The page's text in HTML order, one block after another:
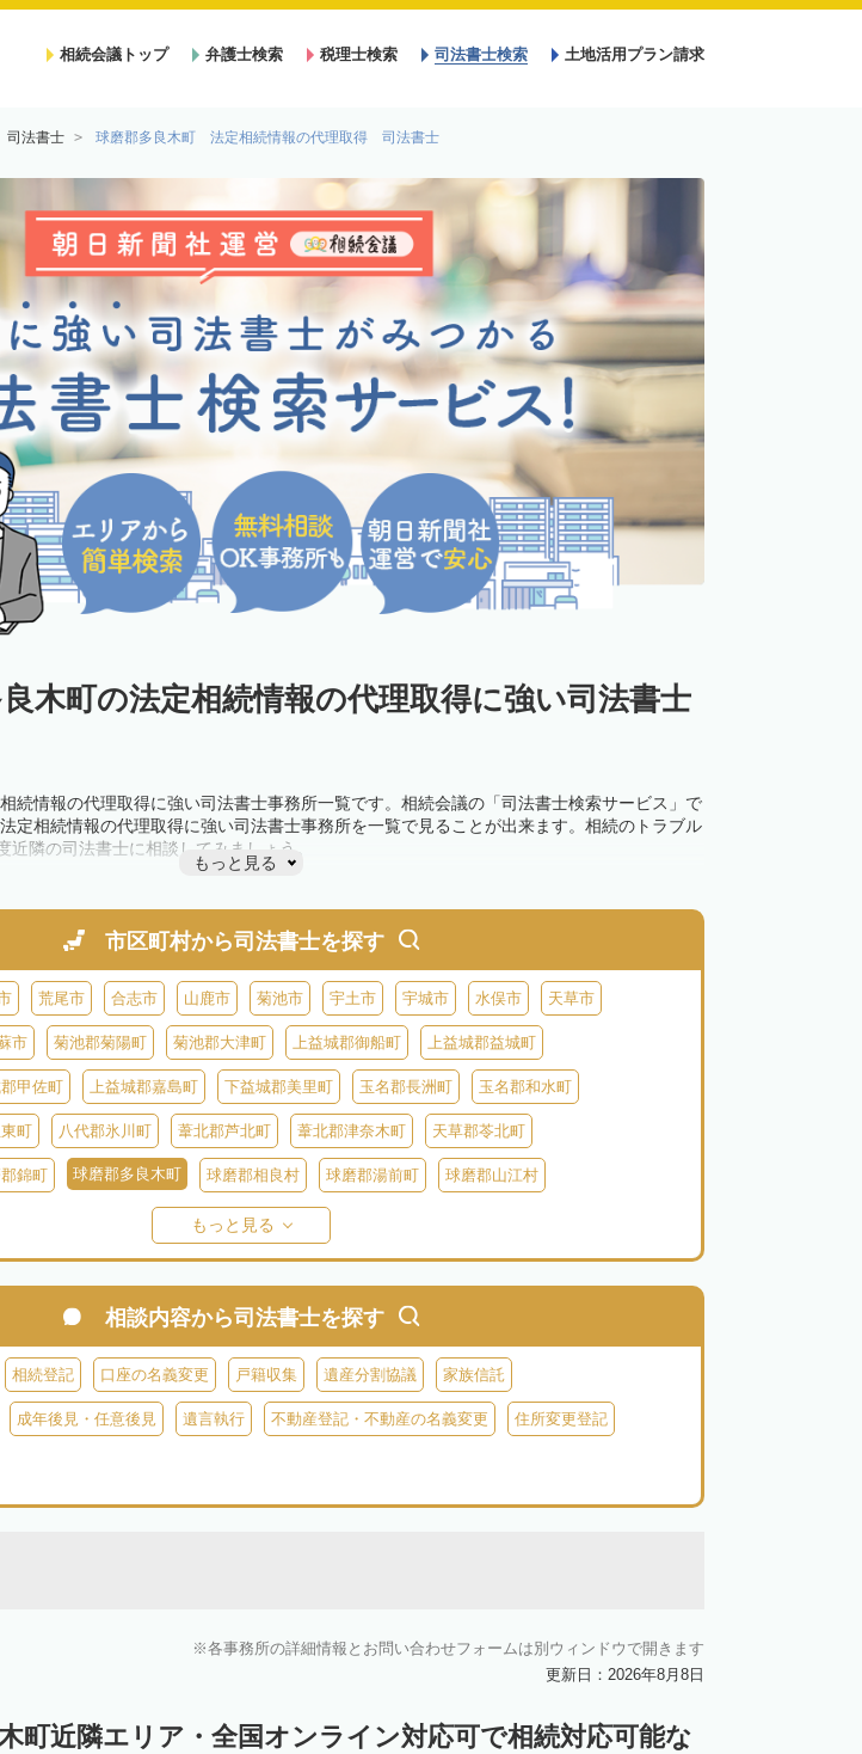
相続会議トップ 弁護士検索 税理士検索 司法書士検索 土地活用プラン請求
法書士 球磨郡多良木町 法定相続情報の代理取得 司法書士
木町の法定相続情報の代理取得に強い司法書士
続情報の代理取得に強い司法書士事務所一覧です。相続会議の「司法書士検索サービス」で
定相続情報の代理取得に強い司法書士事務所を一覧で見ることが出来ます。相続のトラブル
隣の司法書士に相談してみましょう。
もっと見る
市区町村から司法書士を探す
荒尾市 合志市 山鹿市 菊池市 宇土市 宇城市 水俣市 天草市
市 菊池郡菊陽町 菊池郡大津町 上益城郡御船町 上益城郡益城町
甲佐町 上益城郡嘉島町 下益城郡美里町 玉名郡長洲町 玉名郡和水町
町 八代郡氷川町 葦北郡芦北町 葦北郡津奈木町 天草郡苓北町
錦町 球磨郡多良木町 球磨郡相良村 球磨郡湯前町 球磨郡山江村
阿蘇郡南阿蘇村
山村
もっと見る
相談内容から司法書士を探す
相続登記 口座の名義変更 戸籍収集 遺産分割協議 家族信託
成年後見・任意後見 遺言執行 不動産登記・不動産の名義変更 住所変更登記
各事務所の詳細情報とお問い合わせフォームは別ウィンドウで開きます
更新日：2026年8月8日
町近隣エリア・全国オンライン対応可で相続対応可能な